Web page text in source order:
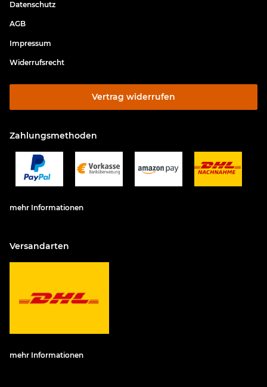
Datenschutz
AGB
Impressum
Widerrufsrecht
Vertrag widerrufen
Zahlungsmethoden
mehr Informationen
Versandarten
mehr Informationen